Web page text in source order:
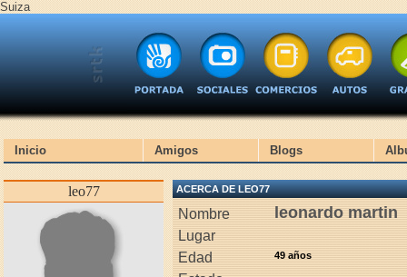
Suiza
Inicio Amigos Blogs
leo77 ACERCA DE LEO77
Nombre leonardo martin
Lugar
Edad
49 años